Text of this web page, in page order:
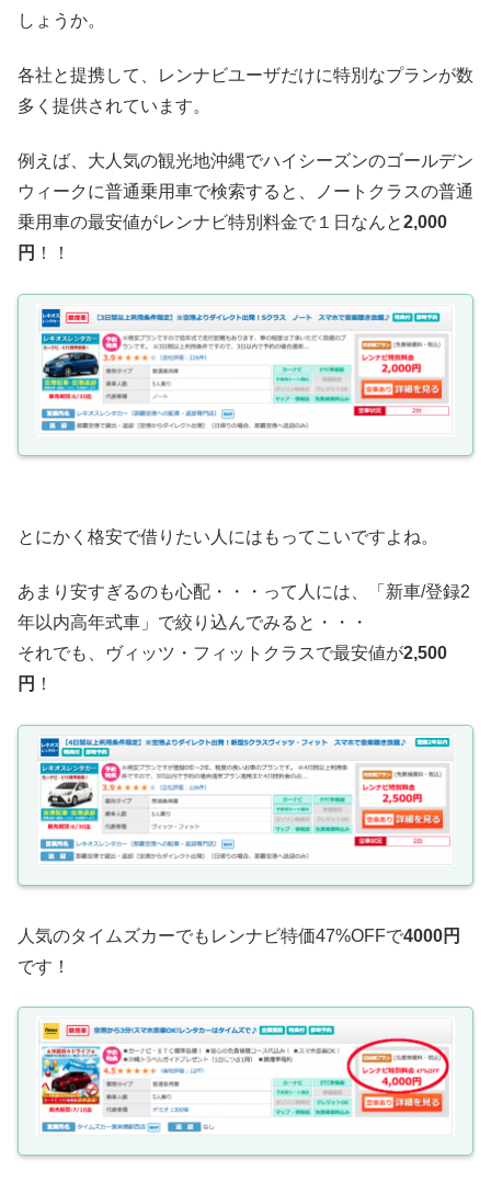
しょうか。
各社と提携して、レンナビユーザだけに特別なプランが数
多く提供されています。
例えば、大人気の観光地沖縄でハイシーズンのゴールデン
ウィークに普通乗用車で検索すると、ノートクラスの普通
乗用車の最安値がレンナビ特別料金で１日なんと2,000
円 ！！
とにかく格安で借りたい人にはもってこいですよね。
あまり安すぎるのも心配・・・って人には、「新車/登録2
年以内高年式車」で絞り込んでみると・・・
それでも、ヴィッツ・フィットクラスで最安値が2,500
円 ！
人気のタイムズカーでもレンナビ特価47%OFFで4000円
です！